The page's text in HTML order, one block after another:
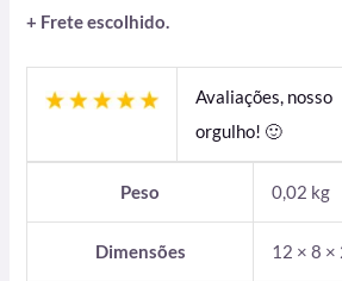
+ Frete escolhido.
Avaliações, nosso
orgulho! 🙂
Peso 0,02 kg
Dimensões 12 × 8 ×